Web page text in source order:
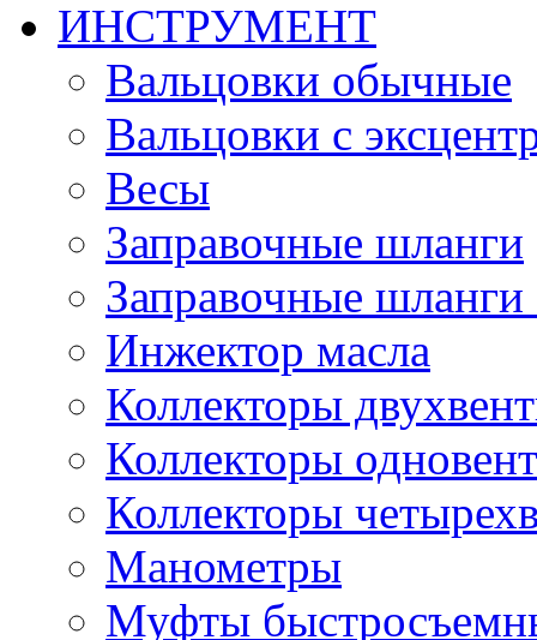
ИНСТРУМЕНТ
Вальцовки обычные
Вальцовки с
Весы
Заправочные шланги
Заправочные шланги
Инжектор масла
Коллекторы
Коллекторы
Коллекторы
Манометры
Муфты